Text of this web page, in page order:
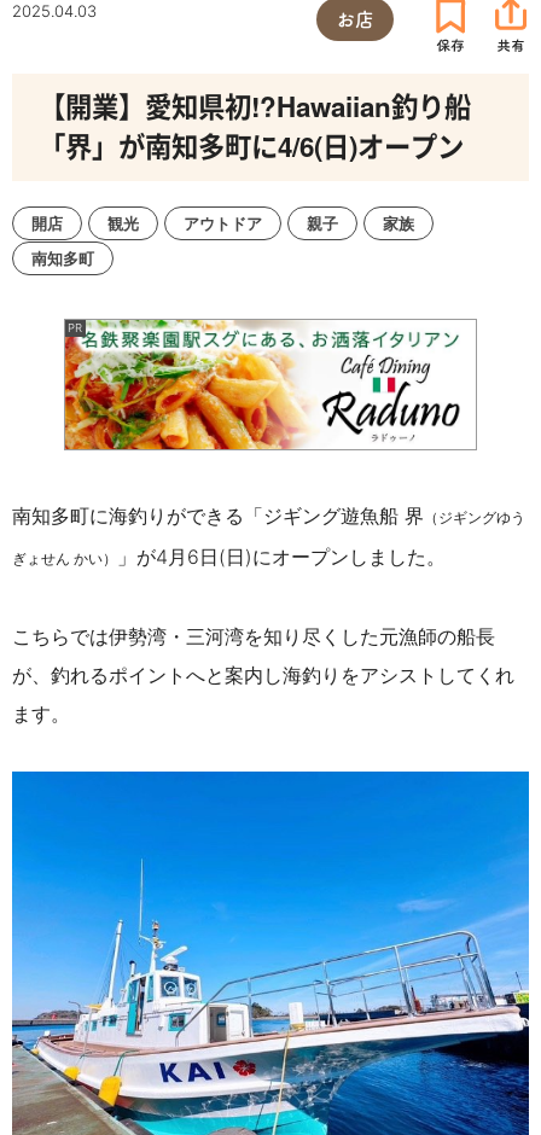
2025.04.03 お店
【開業】愛知県初!?Hawaiian釣り船
「界」が南知多町に4/6(日)オープン
開店 観光 アウトドア 親子
家族
南知多町
南知多町に海釣りができる「ジギング遊魚船 界 （ジギングゆう
ぎょせん かい） 」が4月6日(日)にオープンしました。
こちらでは伊勢湾・三河湾を知り尽くした元漁師の船長
が、釣れるポイントへと案内し海釣りをアシストしてくれ
ます。